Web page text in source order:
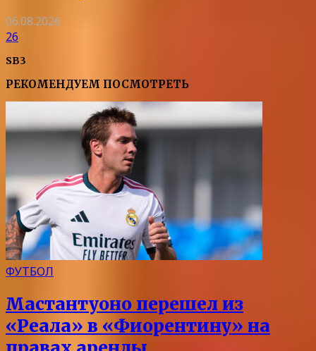
06.08.2026
26
SB3
РЕКОМЕНДУЕМ ПОСМОТРЕТЬ
ФУТБОЛ
Мастантуоно перешел из
«Реала» в «Фиорентину» на